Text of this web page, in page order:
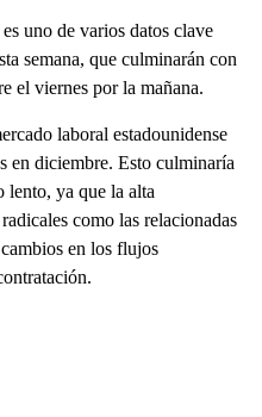
uno de varios datos clave
semana, que culminarán con
el viernes por la mañana.
laboral estadounidense
en diciembre. Esto culminaría
lento, ya que la alta
como las relacionadas
en los flujos